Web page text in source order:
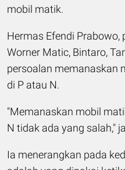
mobil matik.
Hermas Efendi Prabowo,
Worner Matic, Bintaro,
persoalan memanaskan
di P atau N.
"Memanaskan mobil
N tidak ada yang salah,"
Ia menerangkan pada